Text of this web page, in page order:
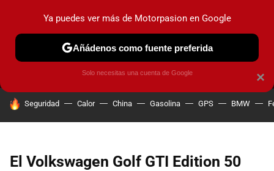
MENÚ NUEVO
COCHES ELÉCTRICOS OBSERVATORIO
HOY SE HABLA DE
Seguridad Calor China Gasolina GPS BMW
El Volkswagen Golf GTI Edition 50
×
Ya puedes ver más de Motorpasion en Google
Añádenos como fuente preferida
Solo necesitas una cuenta de Google